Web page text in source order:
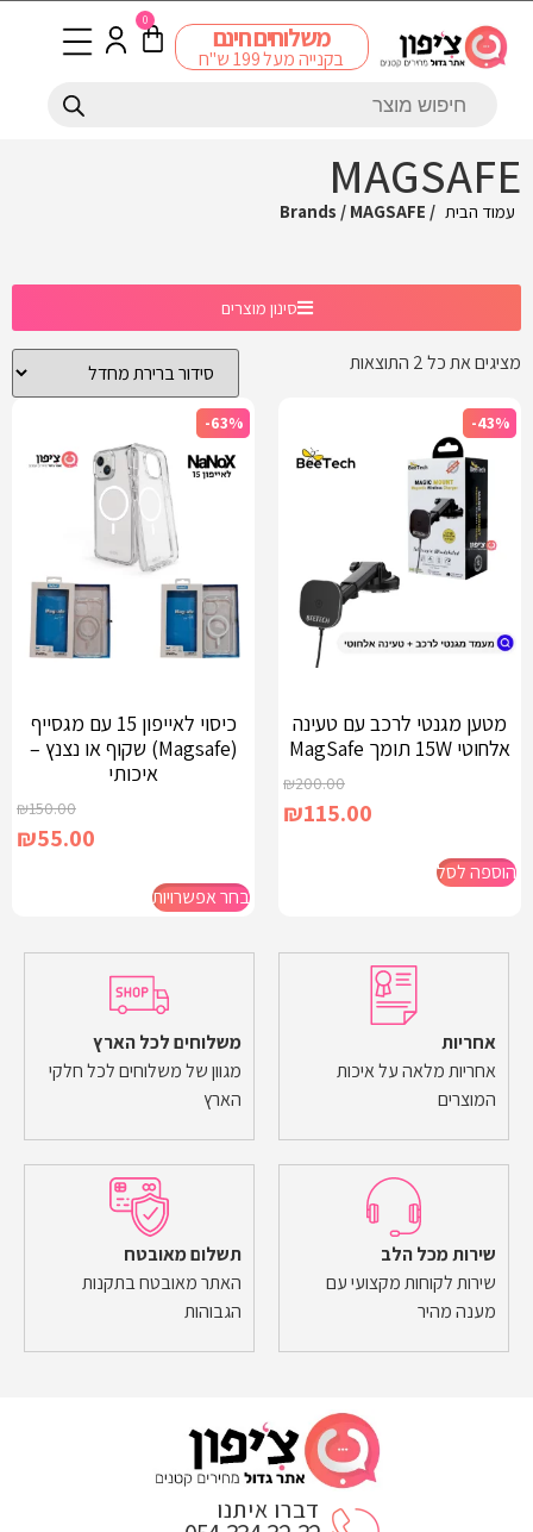
משלוחים חינם
בקנייה מעל 199 ש"ח
0
MAGSAFE
עמוד הבית / Brands / MAGSAFE
סינון מוצרים
מציגים את כל ⁦2⁩ התוצאות
-43%
מטען מגנטי לרכב עם טעינה
אלחוטי 15W תומך MagSafe
₪200.00
₪115.00
הוספה לסל
-63%
כיסוי לאייפון 15 עם מגסייף
(Magsafe) שקוף או נצנץ –
איכותי
₪150.00
₪55.00
בחר אפשרויות
אחריות
אחריות מלאה על איכות
המוצרים
משלוחים לכל הארץ
מגוון של משלוחים לכל חלקי
הארץ
שירות מכל הלב
שירות לקוחות מקצועי עם
מענה מהיר
תשלום מאובטח
האתר מאובטח בתקנות
הגבוהות
דברו איתנו